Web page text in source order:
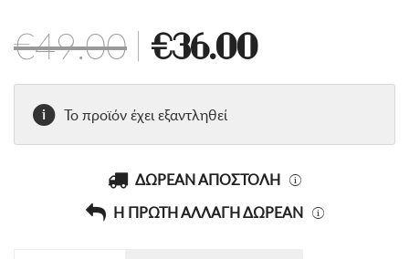
€49.00 €36.00
Το προϊόν έχει εξαντληθεί
ΔΩΡΕΑΝ ΑΠΟΣΤΟΛΗ
Η ΠΡΩΤΗ ΑΛΛΑΓΗ ΔΩΡΕΑΝ